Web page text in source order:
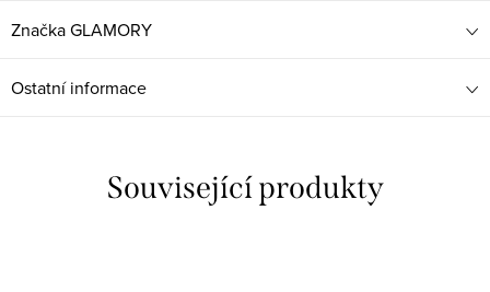
ZnačkaGLAMORY
Ostatní informace
Související produkty